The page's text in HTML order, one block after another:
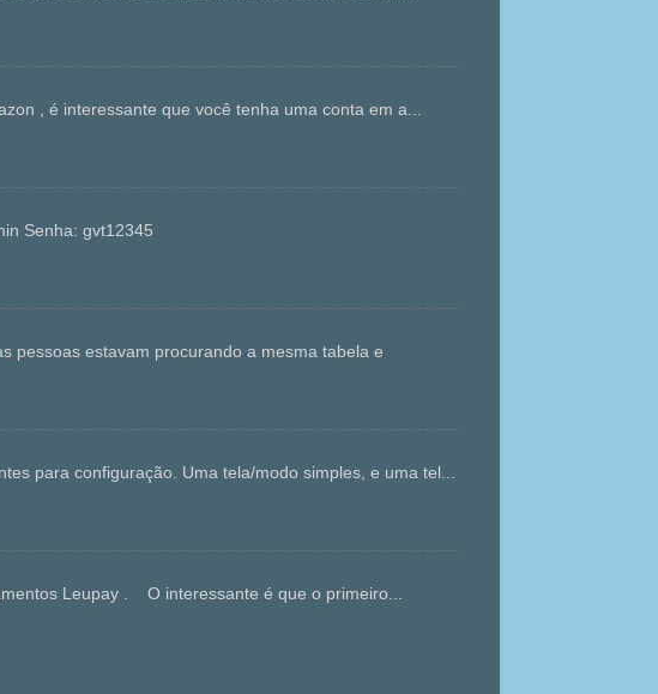
, é interessante que você tenha uma conta em a...
Senha: gvt12345
pessoas estavam procurando a mesma tabela e
para configuração. Uma tela/modo simples, e uma tel...
Leupay . O interessante é que o primeiro...